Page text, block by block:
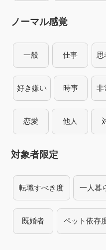
ノーマル感覚
一般 仕事 思
好き嫌い 時事 非
恋愛 他人
対象者限定
転職すべき度 一人暮
既婚者 ペット依存